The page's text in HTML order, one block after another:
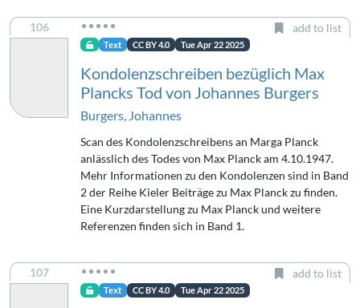
106 add to list
Text CC BY 4.0 Tue Apr 22 2025
Kondolenzschreiben bezüglich Max
Plancks Tod von Johannes Burgers
Burgers, Johannes
Scan des Kondolenzschreibens an Marga Planck
anlässlich des Todes von Max Planck am 4.10.1947.
Mehr Informationen zu den Kondolenzen sind in Band
2 der Reihe Kieler Beiträge zu Max Planck zu finden.
Eine Kurzdarstellung zu Max Planck und weitere
Referenzen finden sich in Band 1.
107 add to list
Text CC BY 4.0 Tue Apr 22 2025